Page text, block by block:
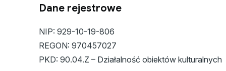
Dane rejestrowe
NIP: 929-10-19-806
REGON: 970457027
PKD: 90.04.Z – Działalność obiektów kulturalnych